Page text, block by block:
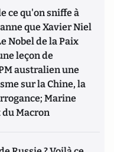
ce qu'on sniffe à
que Xavier Niel
Nobel de la Paix
leçon de
australien une
sur la Chine, la
Marine
Macron